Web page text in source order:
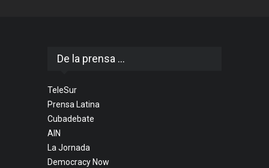
De la prensa ...
TeleSur
Prensa Latina
Cubadebate
AIN
La Jornada
Democracy Now